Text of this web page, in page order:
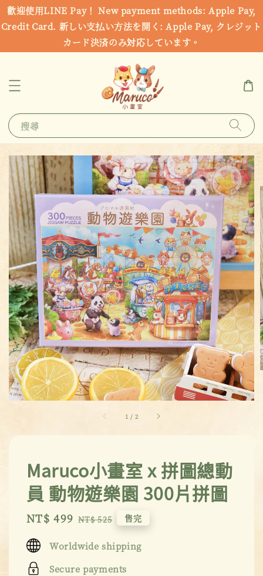
歡迎使用LINE Pay！ New payment methods: Apple Pay,
Credit Card. 新しい支払い方法を開く: Apple Pay, クレジット
カード決済のみ対応しています。
搜尋
1 / 2
Maruco小畫室 x 拼圖總動
員 動物遊樂園 300片拼圖
Sale
NT$ 499 Regular
NT$ 525 售完
Worldwide shipping
Secure payments